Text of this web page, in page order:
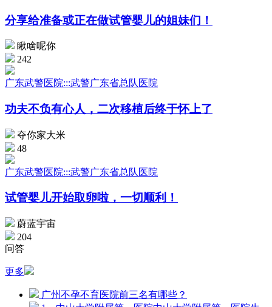
分享给准备或正在做试管婴儿的姐妹们！
瞅啥呢你
242
广东武警医院:::武警广东省总队医院
功夫不负有心人，二次移植后终于怀上了
夺你家大米
48
广东武警医院:::武警广东省总队医院
试管婴儿开始取卵啦，一切顺利！
蔚蓝宇宙
204
问答
更多
广州不孕不育医院前三名有哪些？